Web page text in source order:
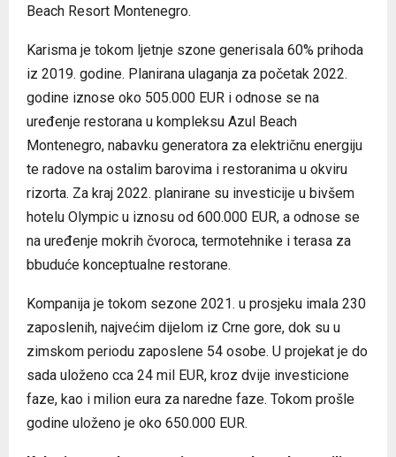
Beach Resort Montenegro.
Karisma je tokom ljetnje szone generisala 60% prihoda
iz 2019. godine. Planirana ulaganja za početak 2022.
godine iznose oko 505.000 EUR i odnose se na
uređenje restorana u kompleksu Azul Beach
Montenegro, nabavku generatora za električnu energiju
te radove na ostalim barovima i restoranima u okviru
rizorta. Za kraj 2022. planirane su investicije u bivšem
hotelu Olympic u iznosu od 600.000 EUR, a odnose se
na uređenje mokrih čvoroca, termotehnike i terasa za
bbuduće konceptualne restorane.
Kompanija je tokom sezone 2021. u prosjeku imala 230
zaposlenih, najvećim dijelom iz Crne gore, dok su u
zimskom periodu zaposlene 54 osobe. U projekat je do
sada uloženo cca 24 mil EUR, kroz dvije investicione
faze, kao i milion eura za naredne faze. Tokom prošle
godine uloženo je oko 650.000 EUR.